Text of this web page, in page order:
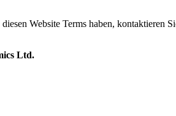
Website Terms haben, kontaktieren
Ltd.